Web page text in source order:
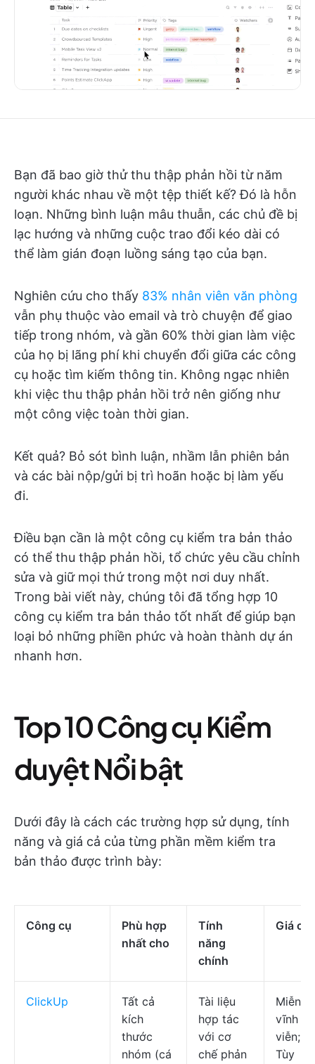
Bạn đã bao giờ thử thu thập phản hồi từ năm
người khác nhau về một tệp thiết kế? Đó là hỗn
loạn. Những bình luận mâu thuẫn, các chủ đề bị
lạc hướng và những cuộc trao đổi kéo dài có
thể làm gián đoạn luồng sáng tạo của bạn.
Nghiên cứu cho thấy 83% nhân viên văn phòng
vẫn phụ thuộc vào email và trò chuyện để giao
tiếp trong nhóm, và gần 60% thời gian làm việc
của họ bị lãng phí khi chuyển đổi giữa các công
cụ hoặc tìm kiếm thông tin. Không ngạc nhiên
khi việc thu thập phản hồi trở nên giống như
một công việc toàn thời gian.
Kết quả? Bỏ sót bình luận, nhầm lẫn phiên bản
và các bài nộp/gửi bị trì hoãn hoặc bị làm yếu
đi.
Điều bạn cần là một công cụ kiểm tra bản thảo
có thể thu thập phản hồi, tổ chức yêu cầu chỉnh
sửa và giữ mọi thứ trong một nơi duy nhất.
Trong bài viết này, chúng tôi đã tổng hợp 10
công cụ kiểm tra bản thảo tốt nhất để giúp bạn
loại bỏ những phiền phức và hoàn thành dự án
nhanh hơn.
Top 10 Công cụ Kiểm
duyệt Nổi bật
Dưới đây là cách các trường hợp sử dụng, tính
năng và giá cả của từng phần mềm kiểm tra
bản thảo được trình bày:
Công cụ
Phù hợp
nhất cho
Tính
năng
chính
Giá cả
ClickUp
Tất cả
kích
thước
nhóm (cá
Tài liệu
hợp tác
với cơ
chế phản
Miễn
vĩnh
viễn;
Tùy